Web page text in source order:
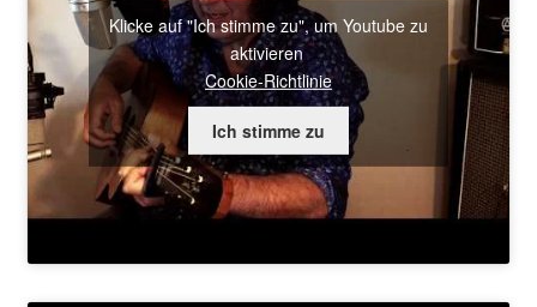
Klicke auf "Ich stimme zu", um Youtube zu
aktivieren
Cookie-Richtlinie
Ich stimme zu